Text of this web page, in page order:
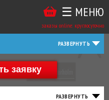
заказы online: круглосуточно
☰ МЕНЮ
44заявку